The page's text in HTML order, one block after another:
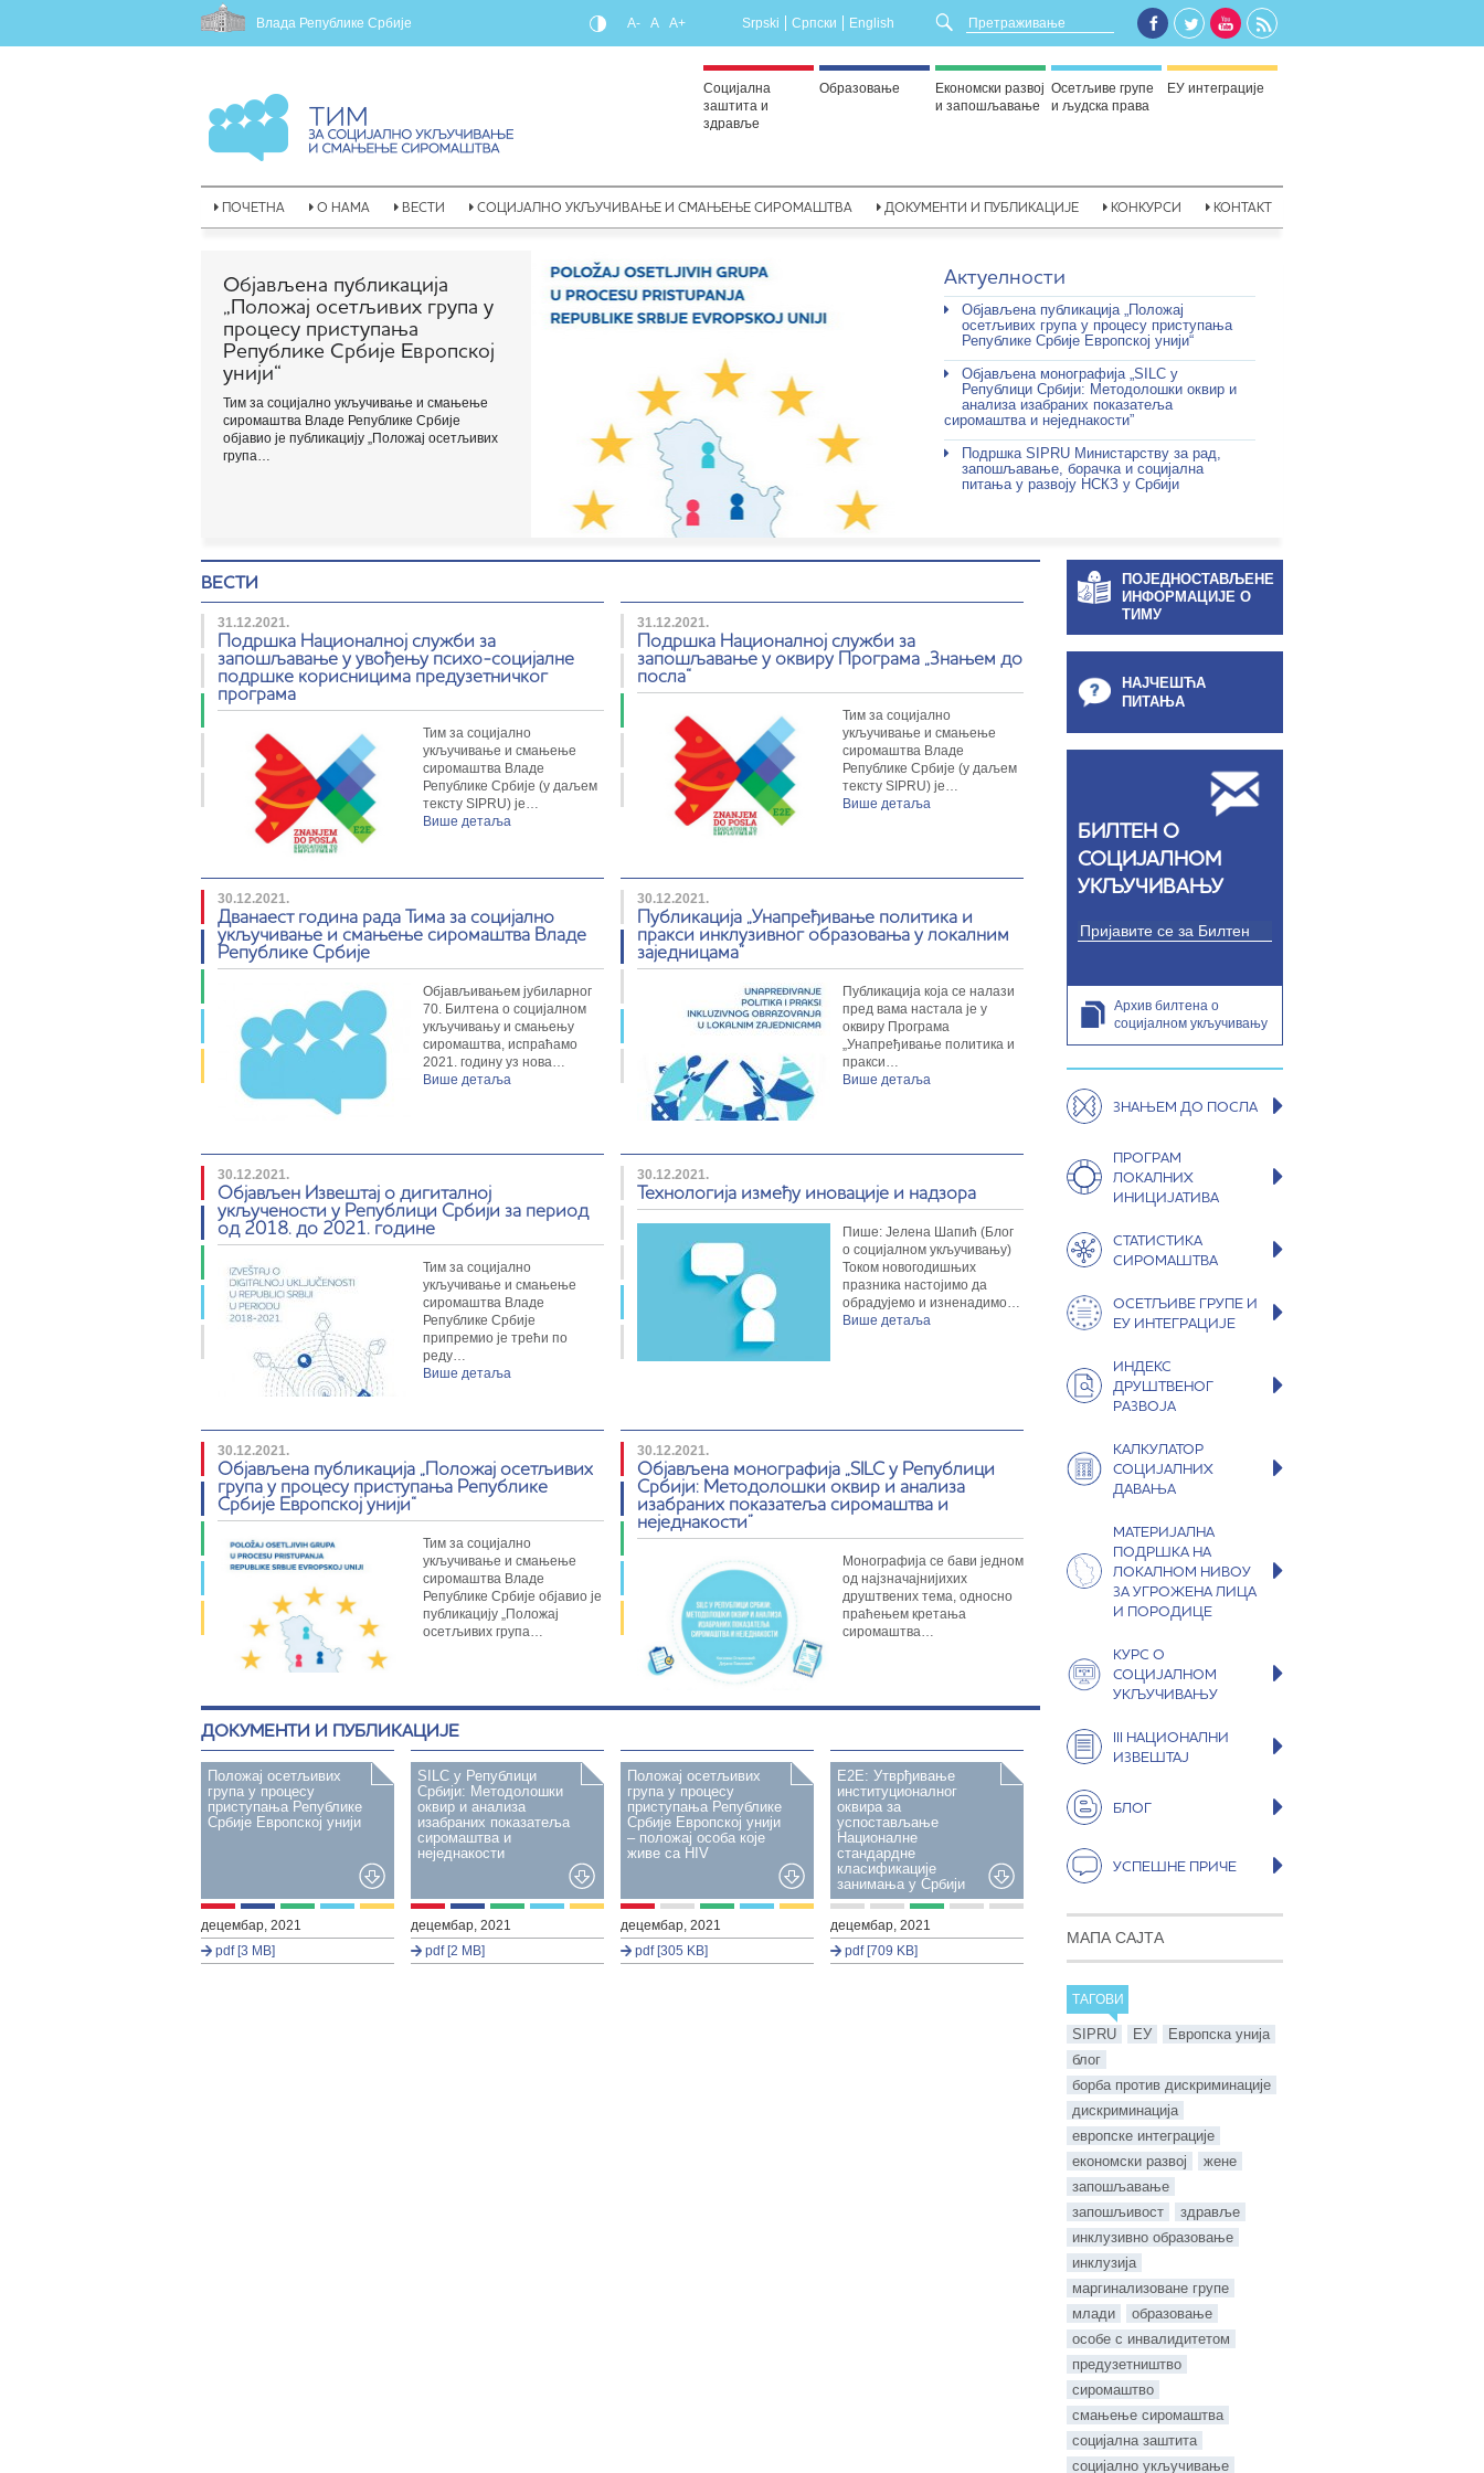
Влада Републике Србије A- A A+ Srpski Српски English
Социјална
заштита и
здравље
Образовање
Економски развој
и запошљавање
Осетљиве групе
и људска права
ЕУ интеграције
ПОЧЕТНА О НАМА ВЕСТИ СОЦИЈАЛНО УКЉУЧИВАЊЕ И СМАЊЕЊЕ СИРОМАШТВА ДОКУМЕНТИ И ПУБЛИКАЦИЈЕ КОНКУРСИ КОНТАКТ
Објављена публикација
„Положај осетљивих група у
процесу приступања
Републике Србије Европској
унији“
Тим за социјално укључивање и смањење
сиромаштва Владе Републике Србије
објавио је публикацију „Положај осетљивих
група…
Објављена монографија
„SILC у Републици Србији:
Методолошки оквир и
анализа изабраних
показатеља сиромаштва и
неједнакости”
Монографија се бави једном од
најзначајнијихих друштвених тема,
односно праћењем кретања сиромаштва...
Подршка SIPRU
Министарству за рад,
запошљавање, борачка и
социјална питања у развоју
НСКЗ у Србији
сиромаштва је током претходних неколико
година пружао континуирану експертску
подршку Министарству за рад,
запошљавање...
Актуелности
Објављена публикација „Положај
осетљивих група у процесу приступања
Републике Србије Европској унији“
Објављена монографија „SILC у
Републици Србији: Методолошки оквир и
анализа изабраних показатеља
сиромаштва и неједнакости”
Подршка SIPRU Министарству за рад,
запошљавање, борачка и социјална
питања у развоју НСКЗ у Србији
ВЕСТИ
31.12.2021.
Подршка Националној служби за
запошљавање у увођењу психо-социјалне
подршке корисницима предузетничког
програма
Тим за социјално
укључивање и смањење
сиромаштва Владе
Републике Србије (у даљем
тексту SIPRU) је…
Више детаља
31.12.2021.
Подршка Националној служби за
запошљавање у оквиру Програма „Знањем до
посла“
Тим за социјално
укључивање и смањење
сиромаштва Владе
Републике Србије (у даљем
тексту SIPRU) је…
Више детаља
30.12.2021.
Дванаест година рада Тима за социјално
укључивање и смањење сиромаштва Владе
Републике Србије
Објављивањем јубиларног
70. Билтена о социјалном
укључивању и смањењу
сиромаштва, испраћамо
2021. годину уз нова…
Више детаља
30.12.2021.
Публикација „Унапређивање политика и
пракси инклузивног образовања у локалним
заједницама”
Публикација која се налази
пред вама настала је у
оквиру Програма
„Унапређивање политика и
пракси…
Више детаља
30.12.2021.
Објављен Извештај о дигиталној
укључености у Републици Србији за период
од 2018. до 2021. године
Тим за социјално
укључивање и смањење
сиромаштва Владе
Републике Србије
припремио је трећи по
реду…
Више детаља
30.12.2021.
Технологија између иновације и надзора
Пише: Јелена Шапић (Блог
о социјалном укључивању)
Током новогодишњих
празника настојимо да
обрадујемо и изненадимо…
Више детаља
30.12.2021.
Објављена публикација „Положај осетљивих
група у процесу приступања Републике
Србије Европској унији“
Тим за социјално
укључивање и смањење
сиромаштва Владе
Републике Србије објавио је
публикацију „Положај
осетљивих група…
30.12.2021.
Објављена монографија „SILC у Републици
Србији: Методолошки оквир и анализа
изабраних показатеља сиромаштва и
неједнакости”
Монографија се бави једном
од најзначајнијихих
друштвених тема, односно
праћењем кретања
сиромаштва…
ДОКУМЕНТИ И ПУБЛИКАЦИЈЕ
Положај осетљивих
група у процесу
приступања Републике
Србије Европској унији
децембар, 2021
pdf [3 MB]
SILC у Републици
Србији: Методолошки
оквир и анализа
изабраних показатеља
сиромаштва и
неједнакости
децембар, 2021
pdf [2 MB]
Положај осетљивих
група у процесу
приступања Републике
Србије Европској унији
– положај особа које
живе са HIV
децембар, 2021
pdf [305 KB]
Е2Е: Утврђивање
институционалног
оквира за
успостављање
Националне
стандардне
класификације
занимања у Србији
децембар, 2021
pdf [709 KB]
ПОЈЕДНОСТАВЉЕНЕ
ИНФОРМАЦИЈЕ О
ТИМУ
НАЈЧЕШЋА
ПИТАЊА
БИЛТЕН О
СОЦИЈАЛНОМ
УКЉУЧИВАЊУ
Архив билтена о
социјалном укључивању
ЗНАЊЕМ ДО ПОСЛА
ПРОГРАМ
ЛОКАЛНИХ
ИНИЦИЈАТИВА
СТАТИСТИКА
СИРОМАШТВА
ОСЕТЉИВЕ ГРУПЕ И
ЕУ ИНТЕГРАЦИЈЕ
ИНДЕКС
ДРУШТВЕНОГ
РАЗВОЈА
КАЛКУЛАТОР
СОЦИЈАЛНИХ
ДАВАЊА
МАТЕРИЈАЛНА
ПОДРШКА НА
ЛОКАЛНОМ НИВОУ
ЗА УГРОЖЕНА ЛИЦА
И ПОРОДИЦЕ
КУРС О
СОЦИЈАЛНОМ
УКЉУЧИВАЊУ
III НАЦИОНАЛНИ
ИЗВЕШТАЈ
БЛОГ
УСПЕШНЕ ПРИЧЕ
МАПА САЈТА
ТАГОВИ
SIPRU ЕУ
Европска унија
блог
борба против дискриминације
дискриминација
европске интеграције
економски развој
жене
запошљавање
запошљивост
здравље
инклузивно образовање
инклузија
маргинализоване групе
млади
образовање
особе с инвалидитетом
предузетништво
сиромаштво
смањење сиромаштва
социјална заштита
социјално укључивање